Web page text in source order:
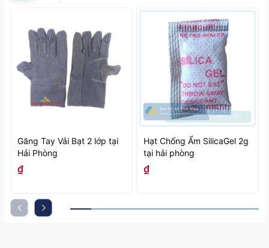
Găng Tay Vải Bạt 2 lớp tại
Hải Phòng
₫
Hạt Chống Ẩm SilicaGel 2g
tại hải phòng
₫